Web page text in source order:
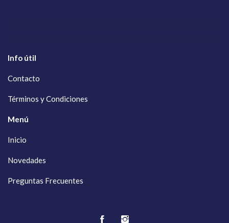
Info útil
Contacto
Términos y Condiciones
Menú
Inicio
Novedades
Preguntas Frecuentes